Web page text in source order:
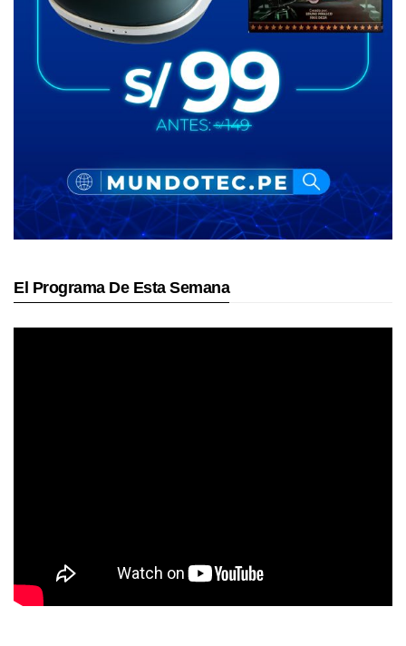
El Programa De Esta Semana